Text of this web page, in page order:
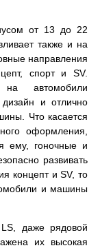
от 13 до 22
также и на
направления
спорт и SV.
на автомобили
и отлично
Что касается
оформления,
ему, гоночные и
развивать
концепт и SV, то
и машины
даже рядовой
их высокая